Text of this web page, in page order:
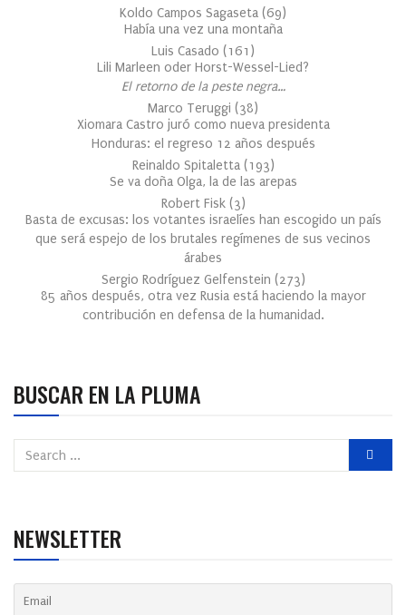
Koldo Campos Sagaseta (69)
Había una vez una montaña
Luis Casado (161 )
Lili Marleen oder Horst-Wessel-Lied?
El retorno de la peste negra…
Marco Teruggi (38)
Xiomara Castro juró como nueva presidenta
Honduras: el regreso 12 años después
Reinaldo Spitaletta (193)
Se va doña Olga, la de las arepas
Robert Fisk (3)
Basta de excusas: los votantes israelíes han escogido un país
que será espejo de los brutales regímenes de sus vecinos
árabes
Sergio Rodríguez Gelfenstein (273)
85 años después, otra vez Rusia está haciendo la mayor
contribución en defensa de la humanidad.
BUSCAR EN LA PLUMA
NEWSLETTER